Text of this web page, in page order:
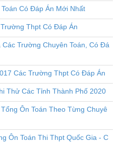
Có Đáp Án Mới Nhất
Thpt Có Đáp Án
Trường Chuyên Toán, Có Đá
Các Trường Thpt Có Đáp Án
Thử Các Tỉnh Thành Phố 2020
Ôn Toán Theo Từng Chuyê
Ôn Toán Thi Thpt Quốc Gia - C